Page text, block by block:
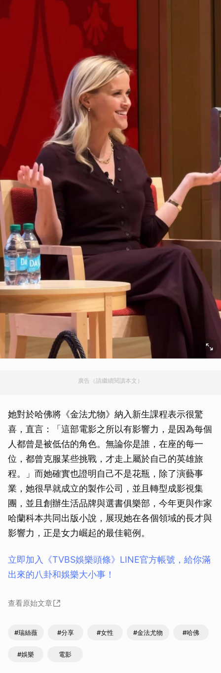
廣告（請繼續閱讀本文）
她對於哈佛將《金法尤物》納入新生課程表示很驚
喜，直言：「這部電影之所以有影響力，是因為每個
人都曾是被低估的角色。無論你是誰，在座的每一
位，都曾克服某些挑戰，才走上屬於自己的英雄旅
程。」而她確實也證明自己不是花瓶，除了演藝事
業，她很早就成立的製作公司，並且轉型成影視集
團，並且創辦生活品牌與選書俱樂部，今年更與作家
哈蘭科本共同出版小說，展現她在各個領域的長才與
影響力，正是女力崛起的最佳範例。
立即加入《TVBS娛樂頭條》LINE官方帳號，給你滿
出來的八卦和娛樂大小事！
查看原始文章
#瑞絲薇 #分享 #女性 #金法尤物 #哈佛
#娛樂 電影